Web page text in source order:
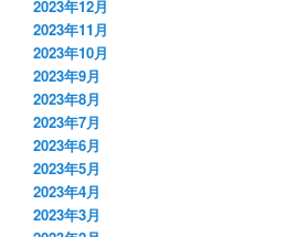
2023年12月
2023年11月
2023年10月
2023年9月
2023年8月
2023年7月
2023年6月
2023年5月
2023年4月
2023年3月